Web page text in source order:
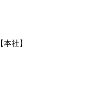
社】